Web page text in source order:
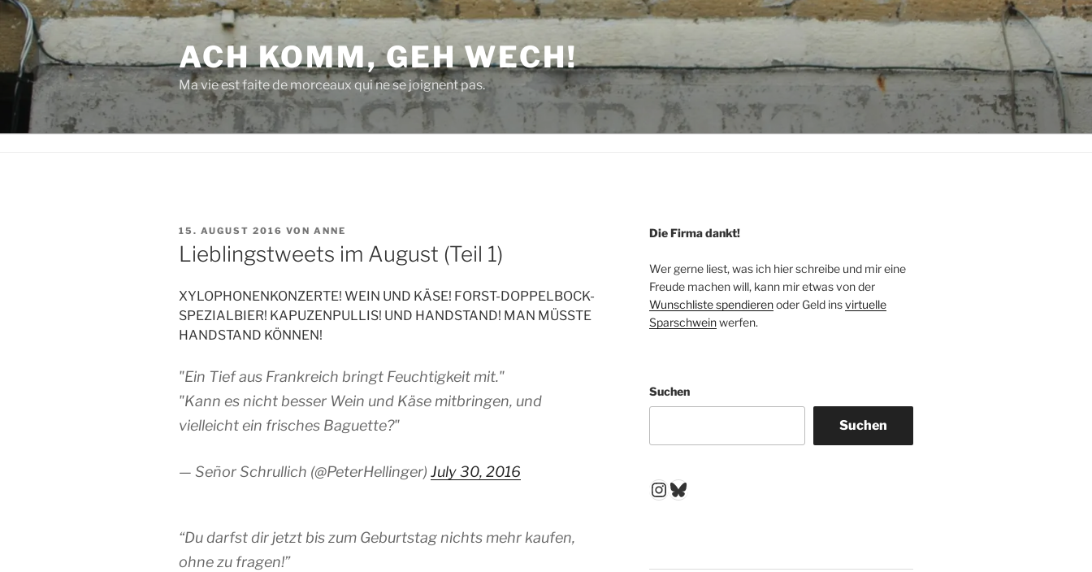
Zum
Inhalt
springen
ACH KOMM, GEH WECH!
Ma vie est faite de morceaux qui ne se joignent pas.
VERÖFFENTLICHT
AM
15. AUGUST 2016 VON ANNE
Lieblingstweets im August (Teil 1)
XYLOPHONENKONZERTE! WEIN UND KÄSE! FORST-DOPPELBOCK-
SPEZIALBIER! KAPUZENPULLIS! UND HANDSTAND! MAN MÜSSTE
HANDSTAND KÖNNEN!
"Ein Tief aus Frankreich bringt Feuchtigkeit mit."
"Kann es nicht besser Wein und Käse mitbringen, und
vielleicht ein frisches Baguette?"
— Señor Schrullich (@PeterHellinger) July 30, 2016
“Du darfst dir jetzt bis zum Geburtstag nichts mehr kaufen,
ohne zu fragen!”
Die Firma dankt!
Wer gerne liest, was ich hier schreibe und mir eine
Freude machen will, kann mir etwas von der
Wunschliste spendierenoder Geld insvirtuelle
Sparschweinwerfen.
Suchen
Suchen
Instagram
Bluesky